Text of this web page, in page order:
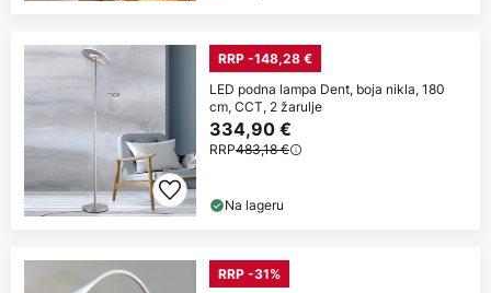
RRP -148,28 €
LED podna lampa Dent, boja nikla, 180
cm, CCT, 2 žarulje
334,90 €
RRP483,18 €
Na lageru
RRP -31%